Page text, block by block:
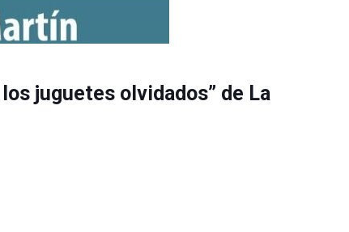
juguetes olvidados” de La